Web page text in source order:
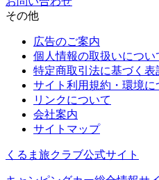
その他
広告のご案内
個人情報の取扱いについ
特定商取引法に基づく表
サイト利用規約・環境に
リンクについて
会社案内
サイトマップ
くるま旅クラブ公式サイト